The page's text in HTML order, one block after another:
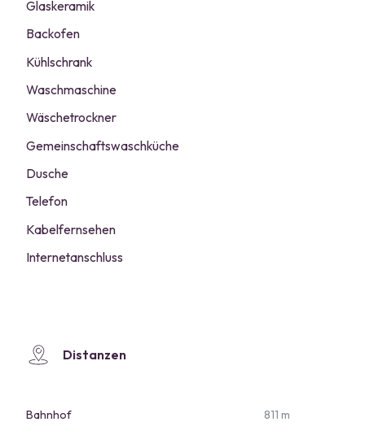
Glaskeramik
Backofen
Kühlschrank
Waschmaschine
Wäschetrockner
Gemeinschaftswaschküche
Dusche
Telefon
Kabelfernsehen
Internetanschluss
Distanzen
Bahnhof 811 m